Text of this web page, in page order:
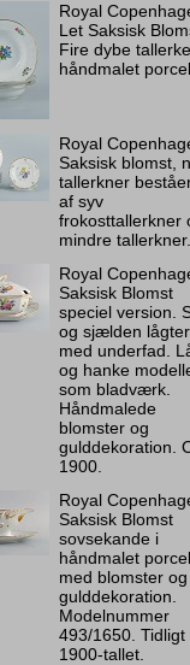
Royal
Let Saksisk
Fire dybe
håndmalet
Royal
Saksisk blomst,
tallerkner
af syv
frokosttallerkner
mindre tallerkner.
Royal
Saksisk Blomst
speciel version.
og sjælden
med underfad.
og hanke
som bladværk.
Håndmalede
blomster og
gulddekoration.
1900.
Royal
Saksisk Blomst
sovsekande i
håndmalet
med blomster og
gulddekoration.
Modelnummer
493/1650. Tidligt
1900-tallet.